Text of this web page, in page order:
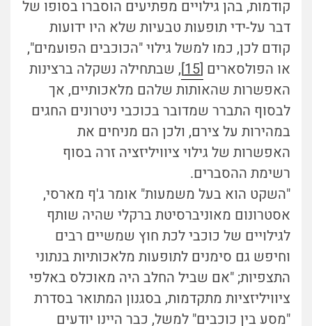
קודמות, בהן גילויים מפתיעים הוסברו בסופו של
דבר על-ידי תופעות טבעיות שלא היו ידועות
קודם לכן, כמו למשל גילוי "הכוכבים הפועמים",
או הפולסארים [15]
, שבתחילה נשקלה ברצינות
האפשרות שהאותות שלהם מלאכותיים, אך
לבסוף התברר שמדובר בכוכבי ניטרונים החגים
במהירות על צירם, ולכן הם מניחים את
האפשרות של גילוי ציוויליזציה זרה בסוף
רשימת ההסברים.
"השקט הוא בעל משמעות" אומר ג'ף מארסי,
אסטרונום מאוניברסיטת ברקלי שהיה שותף
לגילויים של כוכבי לכת חוץ שמשיים רבים
וחיפש גם סימנים לתופעות מלאכותיות בנתוני
התצפיות; "אם שביל החלב היה מאוכלס באלפי
ציוויליזציות מתקדמות, בסגנון המתואר בסדרת
"מסע בין כוכבים" למשל, כבר היינו יודעים